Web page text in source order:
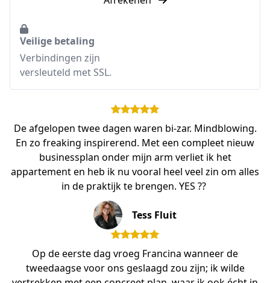
Veilige betaling
Verbindingen zijn
versleuteld met SSL.
De afgelopen twee dagen waren bi-zar. Mindblowing.
En zo freaking inspirerend. Met een compleet nieuw
businessplan onder mijn arm verliet ik het
appartement en heb ik nu vooral heel veel zin om alles
in de praktijk te brengen. YES ?? ⁣
Tess Fluit
Op de eerste dag vroeg Francina wanneer de
tweedaagse voor ons geslaagd zou zijn; ik wilde